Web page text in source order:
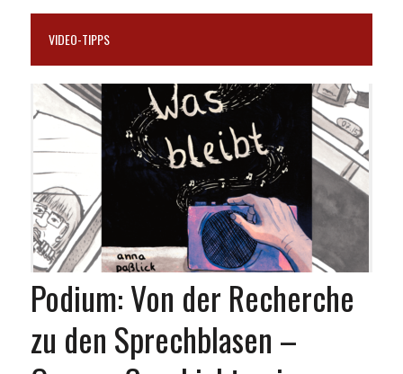
VIDEO-TIPPS
Podium: Von der Recherche
zu den Sprechblasen –